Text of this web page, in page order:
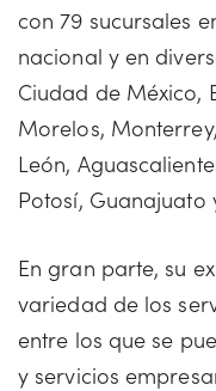
con 79 sucursales
nacional y en
Ciudad de México,
Morelos,
León,
Potosí, Guanajuato
En gran parte, su
variedad de los
entre los que se
y servicios